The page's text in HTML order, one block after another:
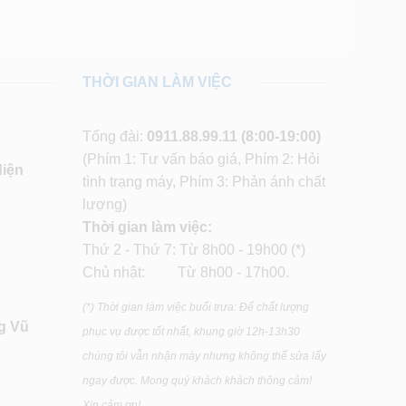
Vũ
THỜI GIAN LÀM VIỆC
Tổng đài: 0911.88.99.11 (8:00-19:00)
(Phím 1: Tư vấn báo giá, Phím 2: Hỏi
tình trạng máy, Phím 3: Phản ánh chất
lượng)
Thời gian làm việc:
Thứ 2 - Thứ 7: Từ 8h00 - 19h00 (*)
Chủ nhật: Từ 8h00 - 17h00.
(*) Thời gian làm việc buổi trưa: Để chất lượng
phục vụ được tốt nhất, khung giờ 12h-13h30
chúng tôi vẫn nhận máy nhưng không thể sửa lấy
ngay được. Mong quý khách khách thông cảm!